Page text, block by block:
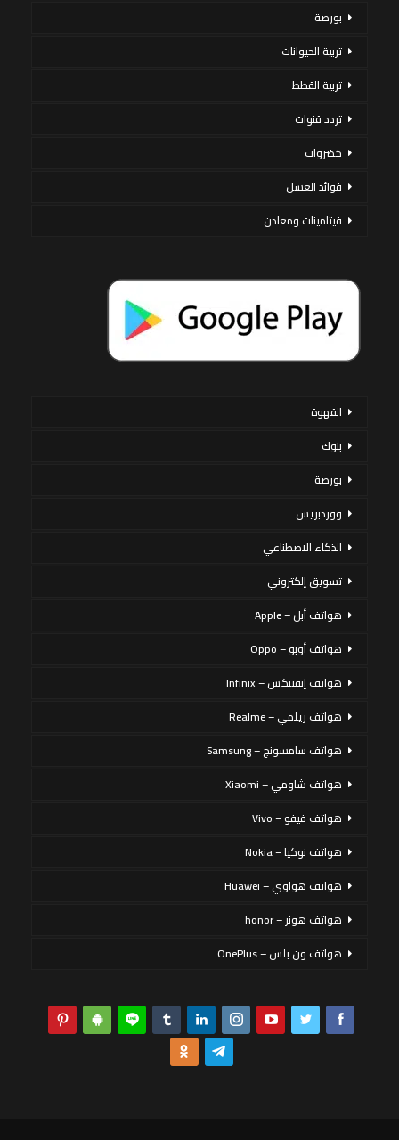
بورصة
تربية الحيوانات
تربية القطط
تردد قنوات
خضروات
فوائد العسل
فيتامينات ومعادن
القهوة
بنوك
بورصة
ووردبريس
الذكاء الاصطناعي
تسويق إلكتروني
هواتف أبل – Apple
هواتف أوبو – Oppo
هواتف إنفينكس – Infinix
هواتف ريلمي – Realme
هواتف سامسونج – Samsung
هواتف شاومي – Xiaomi
هواتف فيفو – Vivo
هواتف نوكيا – Nokia
هواتف هواوي – Huawei
هواتف هونر – honor
هواتف ون بلس – OnePlus